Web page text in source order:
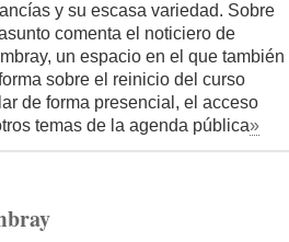
y su escasa variedad. Sobre
comenta el noticiero de
un espacio en el que también
sobre el reinicio del curso
de forma presencial, el acceso
temas de la agenda pública»